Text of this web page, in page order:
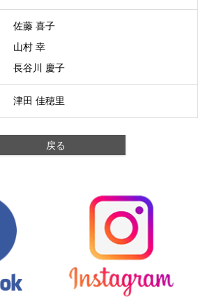
佐藤 喜子
山村 幸
長谷川 慶子
津田 佳穂里
戻る